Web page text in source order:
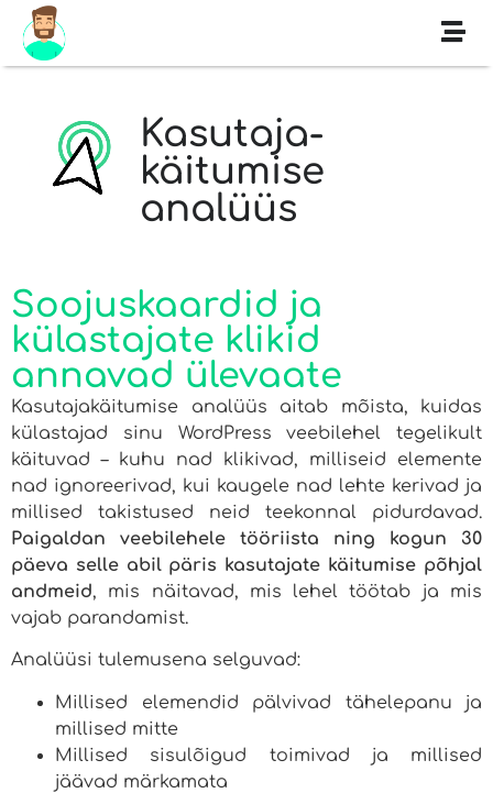
Kasutaja-
käitumise
analüüs
Soojuskaardid ja
külastajate klikid
annavad ülevaate
Kasutajakäitumise analüüs aitab mõista, kuidas
külastajad sinu WordPress veebilehel tegelikult
käituvad – kuhu nad klikivad, milliseid elemente
nad ignoreerivad, kui kaugele nad lehte kerivad ja
millised takistused neid teekonnal pidurdavad.
Paigaldan veebilehele tööriista ning kogun 30
päeva selle abil päris kasutajate käitumise põhjal
andmeid, mis näitavad, mis lehel töötab ja mis
vajab parandamist.
Analüüsi tulemusena selguvad:
Millised elemendid pälvivad tähelepanu ja
millised mitte
Millised sisulõigud toimivad ja millised
jäävad märkamata